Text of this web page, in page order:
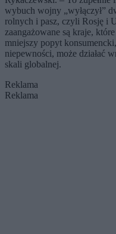
wybuch wojny „wyłączył”
rolnych i pasz, czyli Rosję i
zaangażowane są kraje,
mniejszy popyt
niepewności, może działać
skali globalnej.
Reklama
Reklama